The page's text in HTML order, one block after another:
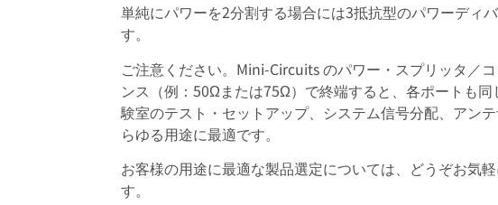
単純にパワーを2分割する場合には3抵抗型のパワーディ
す。
ご注意ください。Mini-Circuits のパワー・スプリッタ／
ンス（例：50Ωまたは75Ω）で終端すると、各ポートも
験室のテスト・セットアップ、システム信号分配、アン
らゆる用途に最適です。
お客様の用途に最適な製品選定については、どうぞお気
す。